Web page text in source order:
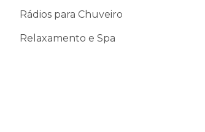
Rádios para Chuveiro
Relaxamento e Spa